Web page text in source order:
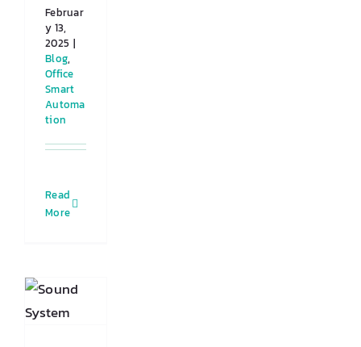
Februar
y 13,
2025 |
Blog,
Office
Smart
Automa
tion
Read
More